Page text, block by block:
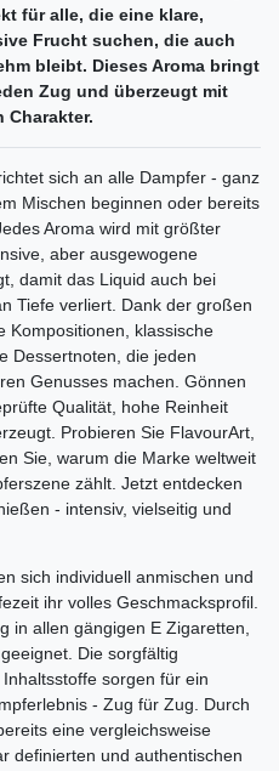
für alle, die eine klare,
Frucht suchen, die auch
bleibt. Dieses Aroma bringt
Zug und überzeugt mit
Charakter.
sich an alle Dampfer - ganz
Mischen beginnen oder bereits
Aroma wird mit größter
aber ausgewogene
damit das Liquid auch bei
Tiefe verliert. Dank der großen
Kompositionen, klassische
Dessertnoten, die jeden
Genusses machen. Gönnen
Qualität, hohe Reinheit
Probieren Sie FlavourArt,
Sie, warum die Marke weltweit
zählt. Jetzt entdecken
- intensiv, vielseitig und
sich individuell anmischen und
ihr volles Geschmacksprofil.
in allen gängigen E Zigaretten,
Die sorgfältig
sorgen für ein
- Zug für Zug. Durch
eine vergleichsweise
definierten und authentischen